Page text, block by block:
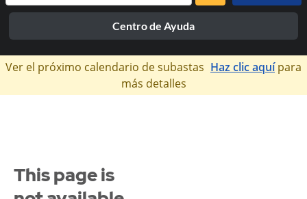
Centro de Ayuda
×
Ver el próximo calendario de subastas Haz clic aquípara
más detalles
This page is